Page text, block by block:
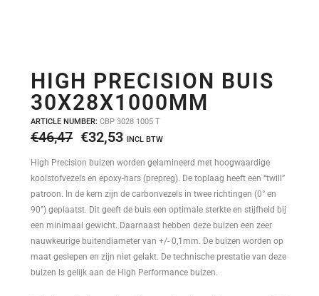
HIGH PRECISION BUIS
30X28X1000MM
ARTICLE NUMBER: CBP 3028 1005 T
€46,47 Oorspronkelijke
was:
€46,47.
€32,53Huidige
is:
€32,53.
INCL BTW
High Precision buizen worden gelamineerd met hoogwaardige
koolstofvezels en epoxy-hars (prepreg). De toplaag heeft een “twill”
patroon. In de kern zijn de carbonvezels in twee richtingen (0° en
90°) geplaatst. Dit geeft de buis een optimale sterkte en stijfheid bij
een minimaal gewicht. Daarnaast hebben deze buizen een zeer
nauwkeurige buitendiameter van +/- 0,1mm. De buizen worden op
maat geslepen en zijn niet gelakt. De technische prestatie van deze
buizen is gelijk aan de High Performance buizen.